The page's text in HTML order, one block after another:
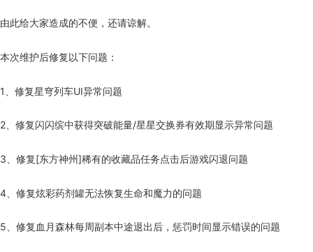
由此给大家造成的不便，还请谅解。
本次维护后修复以下问题：
1、修复星穹列车UI异常问题
2、修复闪闪缤中获得突破能量/星星交换券有效期显示异常问题
3、修复[东方神州]稀有的收藏品任务点击后游戏闪退问题
4、修复炫彩药剂罐无法恢复生命和魔力的问题
5、修复血月森林每周副本中途退出后，惩罚时间显示错误的问题